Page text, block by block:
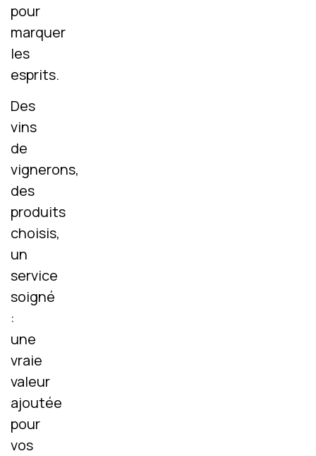
pour
marquer
les
esprits.
Des
vins
de
vignerons,
des
produits
choisis,
un
service
soigné
:
une
vraie
valeur
ajoutée
pour
vos